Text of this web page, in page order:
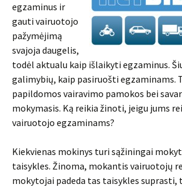
egzaminus ir
gauti vairuotojo
pažymėjimą
svajoja daugelis,
todėl aktualu kaip išlaikyti egzaminus.
galimybių, kaip pasiruošti egzaminams.
papildomos vairavimo pamokos bei
mokymasis. Ką reikia žinoti, jeigu jums
vairuotojo egzaminams?
Kiekvienas mokinys turi sąžiningai
taisykles. Žinoma, mokantis vairuotojų
mokytojai padeda tas taisykles suprasti,